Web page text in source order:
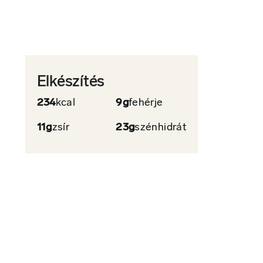
Elkészítés
234kcal 9gfehérje
11gzsír 23gszénhidrát